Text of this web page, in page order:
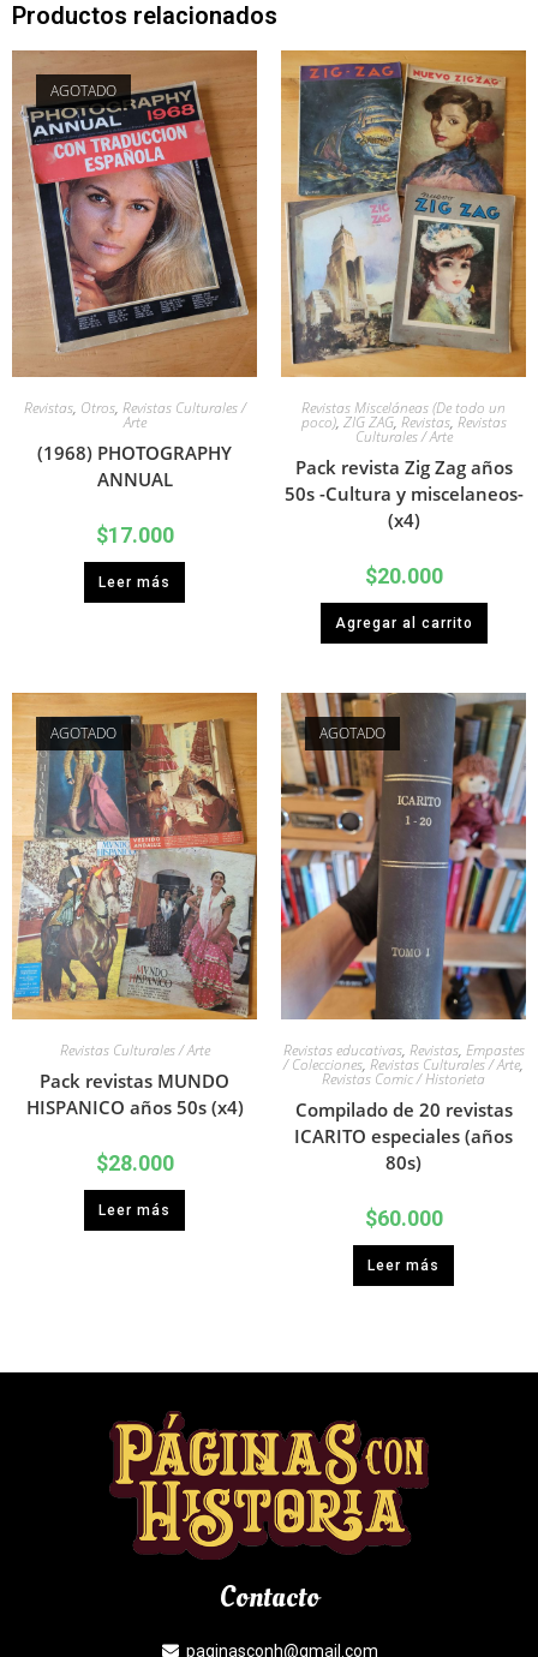
Productos relacionados
AGOTADO
Revistas, Otros, Revistas Culturales /
Arte
(1968) PHOTOGRAPHY
ANNUAL
$17.000
Leer más
Revistas Misceláneas (De todo un
poco), ZIG ZAG, Revistas, Revistas
Culturales / Arte
Pack revista Zig Zag años
50s -Cultura y miscelaneos-
(x4)
$20.000
Agregar al carrito
AGOTADO
Revistas Culturales / Arte
Pack revistas MUNDO
HISPANICO años 50s (x4)
$28.000
Leer más
AGOTADO
Revistas educativas, Revistas, Empastes
/ Colecciones, Revistas Culturales / Arte,
Revistas Comic / Historieta
Compilado de 20 revistas
ICARITO especiales (años
80s)
$60.000
Leer más
Contacto
paginasconh@gmail.com